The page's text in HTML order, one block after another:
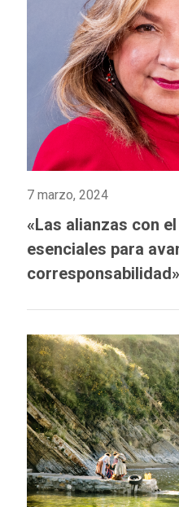
7 marzo, 2024
«Las alianzas con
esenciales para
corresponsabilidad»